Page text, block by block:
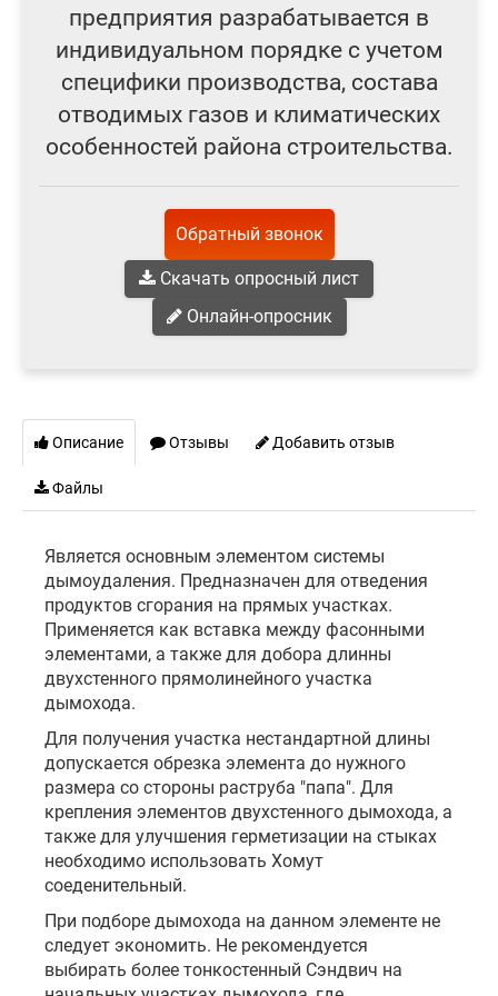
предприятия разрабатывается в
индивидуальном порядке с учетом
специфики производства, состава
отводимых газов и климатических
особенностей района строительства.
Обратный звонок
Скачать опросный лист
Онлайн-опросник
Описание Отзывы Добавить отзыв
Файлы
Является основным элементом системы
дымоудаления. Предназначен для отведения
продуктов сгорания на прямых участках.
Применяется как вставка между фасонными
элементами, а также для добора длинны
двухстенного прямолинейного участка
дымохода.
Для получения участка нестандартной длины
допускается обрезка элемента до нужного
размера со стороны раструба "папа". Для
крепления элементов двухстенного дымохода, а
также для улучшения герметизации на стыках
необходимо использовать Хомут
соеденительный.
При подборе дымохода на данном элементе не
следует экономить. Не рекомендуется
выбирать более тонкостенный Сэндвич на